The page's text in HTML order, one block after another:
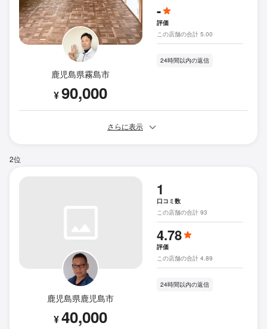
鹿児島県霧島市
¥90,000
-
評価
この店舗の合計 5.00
24時間以内の返信
さらに表示
2位
鹿児島県鹿児島市
¥40,000
1
口コミ数
この店舗の合計 93
4.78
評価
この店舗の合計 4.89
24時間以内の返信